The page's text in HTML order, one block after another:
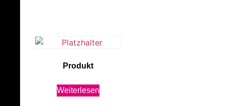
Produkt
Weiterlesen